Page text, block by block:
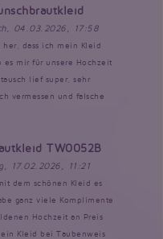
04.03.2026, 17:58
dass ich mein Kleid
es mir für unsere Hochzeit
lief super, sehr
vermessen und falsche
TW0052B
17.02.2026, 11:21
dem schönen Kleid es
ganz viele Komplimente
Hochzeit an Preis
Kleid bei Taubenweis